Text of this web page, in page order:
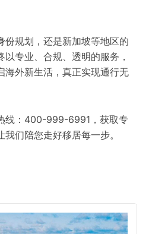
份规划，还是新加坡等地区的
以专业、合规、透明的服务，
海外新生活，真正实现通行无
线：400-999-6991，获取专
们陪您走好移居每一步。